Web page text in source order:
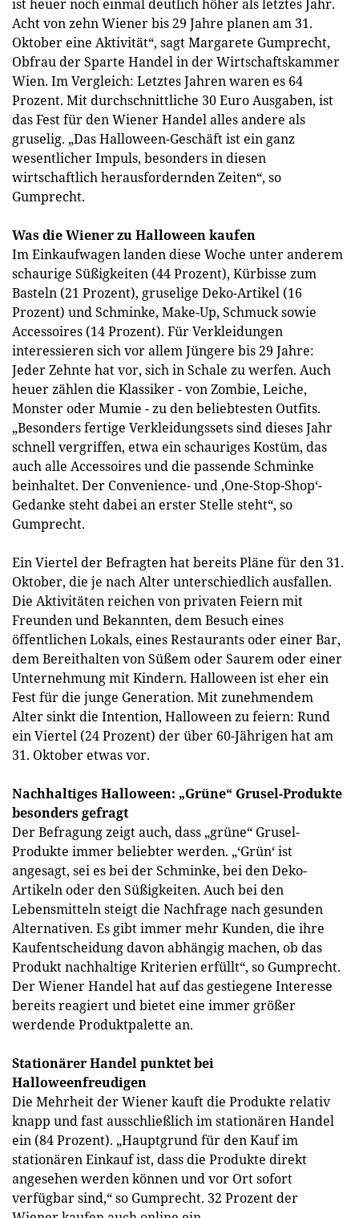
ist heuer noch einmal deutlich höher als letztes Jahr.
Acht von zehn Wiener bis 29 Jahre planen am 31.
Oktober eine Aktivität“, sagt Margarete Gumprecht,
Obfrau der Sparte Handel in der Wirtschaftskammer
Wien. Im Vergleich: Letztes Jahren waren es 64
Prozent. Mit durchschnittliche 30 Euro Ausgaben, ist
das Fest für den Wiener Handel alles andere als
gruselig. „Das Halloween-Geschäft ist ein ganz
wesentlicher Impuls, besonders in diesen
wirtschaftlich herausfordernden Zeiten“, so
Gumprecht.
Was die Wiener zu Halloween kaufen
Im Einkaufwagen landen diese Woche unter anderem
schaurige Süßigkeiten (44 Prozent), Kürbisse zum
Basteln (21 Prozent), gruselige Deko-Artikel (16
Prozent) und Schminke, Make-Up, Schmuck sowie
Accessoires (14 Prozent). Für Verkleidungen
interessieren sich vor allem Jüngere bis 29 Jahre:
Jeder Zehnte hat vor, sich in Schale zu werfen. Auch
heuer zählen die Klassiker - von Zombie, Leiche,
Monster oder Mumie - zu den beliebtesten Outfits.
„Besonders fertige Verkleidungssets sind dieses Jahr
schnell vergriffen, etwa ein schauriges Kostüm, das
auch alle Accessoires und die passende Schminke
beinhaltet. Der Convenience- und ‚One-Stop-Shop‘-
Gedanke steht dabei an erster Stelle steht“, so
Gumprecht.
Ein Viertel der Befragten hat bereits Pläne für den 31.
Oktober, die je nach Alter unterschiedlich ausfallen.
Die Aktivitäten reichen von privaten Feiern mit
Freunden und Bekannten, dem Besuch eines
öffentlichen Lokals, eines Restaurants oder einer Bar,
dem Bereithalten von Süßem oder Saurem oder einer
Unternehmung mit Kindern. Halloween ist eher ein
Fest für die junge Generation. Mit zunehmendem
Alter sinkt die Intention, Halloween zu feiern: Rund
ein Viertel (24 Prozent) der über 60-Jährigen hat am
31. Oktober etwas vor.
Nachhaltiges Halloween: „Grüne“ Grusel-Produkte
besonders gefragt
Der Befragung zeigt auch, dass „grüne“ Grusel-
Produkte immer beliebter werden. „‘Grün‘ ist
angesagt, sei es bei der Schminke, bei den Deko-
Artikeln oder den Süßigkeiten. Auch bei den
Lebensmitteln steigt die Nachfrage nach gesunden
Alternativen. Es gibt immer mehr Kunden, die ihre
Kaufentscheidung davon abhängig machen, ob das
Produkt nachhaltige Kriterien erfüllt“, so Gumprecht.
Der Wiener Handel hat auf das gestiegene Interesse
bereits reagiert und bietet eine immer größer
werdende Produktpalette an.
Stationärer Handel punktet bei
Halloweenfreudigen
Die Mehrheit der Wiener kauft die Produkte relativ
knapp und fast ausschließlich im stationären Handel
ein (84 Prozent). „Hauptgrund für den Kauf im
stationären Einkauf ist, dass die Produkte direkt
angesehen werden können und vor Ort sofort
verfügbar sind,“ so Gumprecht. 32 Prozent der